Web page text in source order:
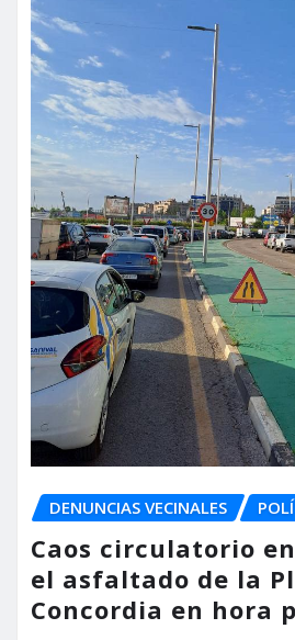
DENUNCIAS VECINALES
Caos circulatorio
el asfaltado de la
Concordia en hora